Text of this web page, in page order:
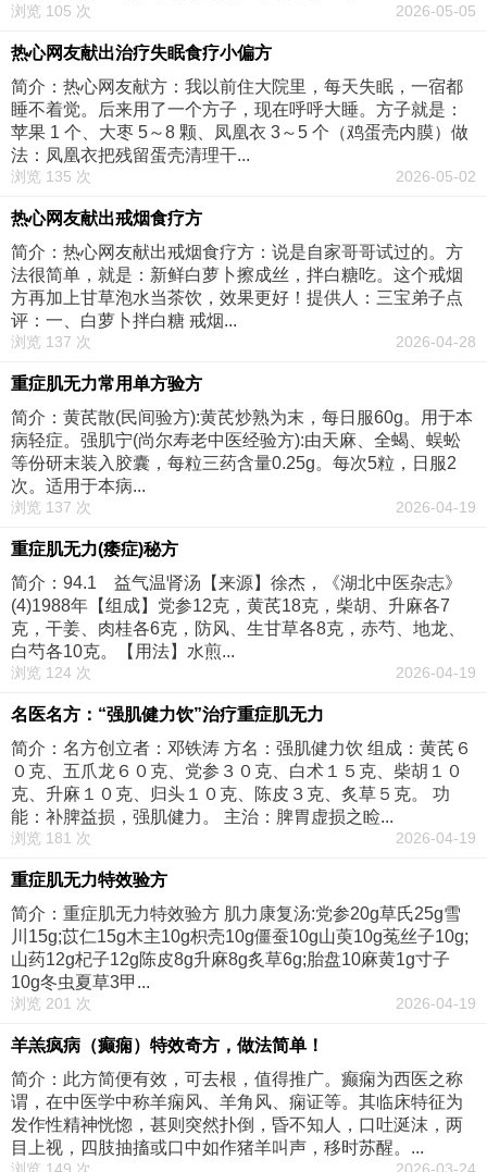
浏览 105 次 2026-05-05
热心网友献出治疗失眠食疗小偏方
简介：热心网友献方：我以前住大院里，每天失眠，一宿都
睡不着觉。后来用了一个方子，现在呼呼大睡。方子就是：
苹果 1 个、大枣 5～8 颗、凤凰衣 3～5 个（鸡蛋壳内膜）做
法：凤凰衣把残留蛋壳清理干...
浏览 135 次 2026-05-02
热心网友献出戒烟食疗方
简介：热心网友献出戒烟食疗方：说是自家哥哥试过的。方
法很简单，就是：新鲜白萝卜擦成丝，拌白糖吃。这个戒烟
方再加上甘草泡水当茶饮，效果更好！提供人：三宝弟子点
评：一、白萝卜拌白糖 戒烟...
浏览 137 次 2026-04-28
重症肌无力常用单方验方
简介：黄芪散(民间验方):黄芪炒熟为末，每日服60g。用于本
病轻症。强肌宁(尚尔寿老中医经验方):由天麻、全蝎、蜈蚣
等份研末装入胶囊，每粒三药含量0.25g。每次5粒，日服2
次。适用于本病...
浏览 137 次 2026-04-19
重症肌无力(痿症)秘方
简介：94.1 益气温肾汤【来源】徐杰，《湖北中医杂志》
(4)1988年【组成】党参12克，黄芪18克，柴胡、升麻各7
克，干姜、肉桂各6克，防风、生甘草各8克，赤芍、地龙、
白芍各10克。【用法】水煎...
浏览 124 次 2026-04-19
名医名方：“强肌健力饮”治疗重症肌无力
简介：名方创立者：邓铁涛 方名：强肌健力饮 组成：黄芪６
０克、五爪龙６０克、党参３０克、白术１５克、柴胡１０
克、升麻１０克、归头１０克、陈皮３克、炙草５克。 功
能：补脾益损，强肌健力。 主治：脾胃虚损之睑...
浏览 181 次 2026-04-19
重症肌无力特效验方
简介：重症肌无力特效验方 肌力康复汤:党参20g草氏25g雪
川15g;苡仁15g木主10g枳壳10g僵蚕10g山萸10g菟丝子10g;
山药12g杞子12g陈皮8g升麻8g炙草6g;胎盘10麻黄1g寸子
10g冬虫夏草3甲...
浏览 201 次 2026-04-19
羊羔疯病（癫痫）特效奇方，做法简单！
简介：此方简便有效，可去根，值得推广。癫痫为西医之称
谓，在中医学中称羊痫风、羊角风、痫证等。其临床特征为
发作性精神恍惚，甚则突然扑倒，昏不知人，口吐涎沫，两
目上视，四肢抽搐或口中如作猪羊叫声，移时苏醒。...